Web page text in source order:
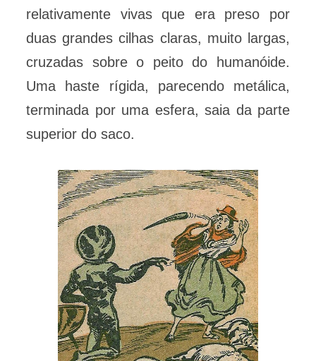
relativamente vivas que era preso por
duas grandes cilhas claras, muito largas,
cruzadas sobre o peito do humanóide.
Uma haste rígida, parecendo metálica,
terminada por uma esfera, saia da parte
superior do saco.